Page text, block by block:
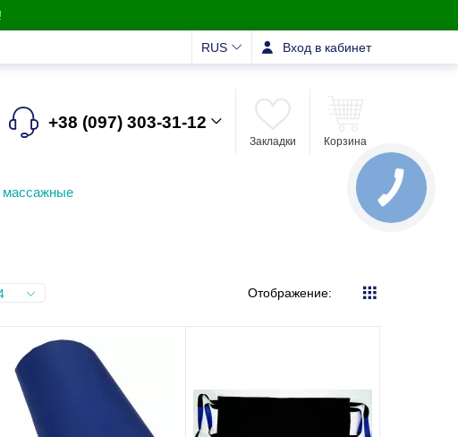
RUS Вход в кабинет
+38 (097) 303-31-12
Закладки Корзина
массажные
Отображение: